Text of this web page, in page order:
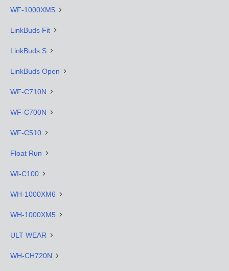
WF-1000XM5
LinkBuds Fit
LinkBuds S
LinkBuds Open
WF-C710N
WF-C700N
WF-C510
Float Run
WI-C100
WH-1000XM6
WH-1000XM5
ULT WEAR
WH-CH720N